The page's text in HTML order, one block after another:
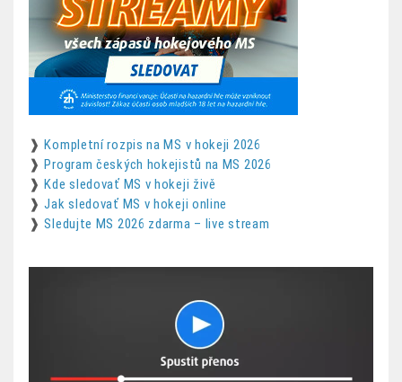
❱Kompletní rozpis na MS v hokeji 2026
❱Program českých hokejistů na MS 2026
❱Kde sledovať MS v hokeji živě
❱Jak sledovať MS v hokeji online
❱Sledujte MS 2026 zdarma – live stream